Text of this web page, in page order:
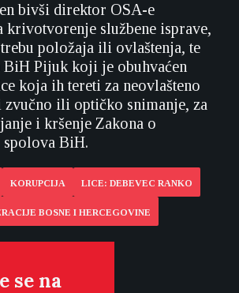
bivši direktor OSA-e
krivotvorenje službene isprave,
položaja ili ovlaštenja, te
BiH Pijuk koji je obuhvaćen
koja ih tereti za neovlašteno
ili optičko snimanje, za
i kršenje Zakona o
BiH.
KORUPCIJA LICE: DEBEVEC RANKO
BOSNE I HERCEGOVINE
se na